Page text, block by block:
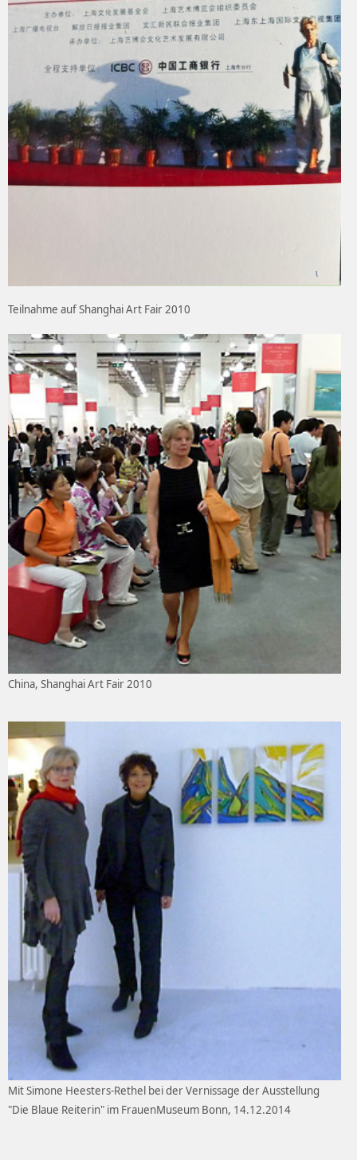
Teilnahme auf Shanghai Art Fair 2010
China, Shanghai Art Fair 2010
Mit Simone Heesters-Rethel bei der Vernissage der Ausstellung
"Die Blaue Reiterin" im FrauenMuseum Bonn, 14.12.2014